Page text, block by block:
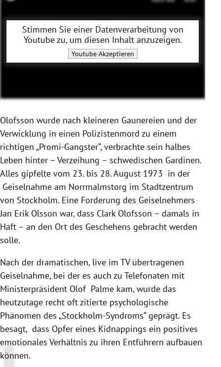
Stimmen Sie einer Datenverarbeitung von
Youtubezu, um diesen Inhalt anzuzeigen.
YoutubeAkzeptieren
Olofsson wurde nach kleineren Gaunereien und der
Verwicklung in einen Polizistenmord zu einem
richtigen „Promi-Gangster“, verbrachte sein halbes
Leben hinter – Verzeihung – schwedischen Gardinen.
Alles gipfelte vom 23. bis 28. August 1973 in der
Geiselnahme am Norrmalmstorg im Stadtzentrum
von Stockholm. Eine Forderung des Geiselnehmers
Jan Erik Olsson war, dass Clark Olofsson – damals in
Haft – an den Ort des Geschehens gebracht werden
solle.
Nach der dramatischen, live im TV übertragenen
Geiselnahme, bei der es auch zu Telefonaten mit
Ministerpräsident Olof Palme kam, wurde das
heutzutage recht oft zitierte psychologische
Phänomen des „Stockholm-Syndroms“ geprägt. Es
besagt, dass Opfer eines Kidnappings ein positives
emotionales Verhältnis zu ihren Entführern aufbauen
können.